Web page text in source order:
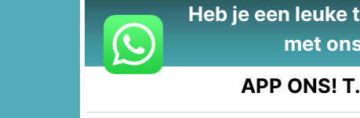
Heb je een
met
APP ONS! T.